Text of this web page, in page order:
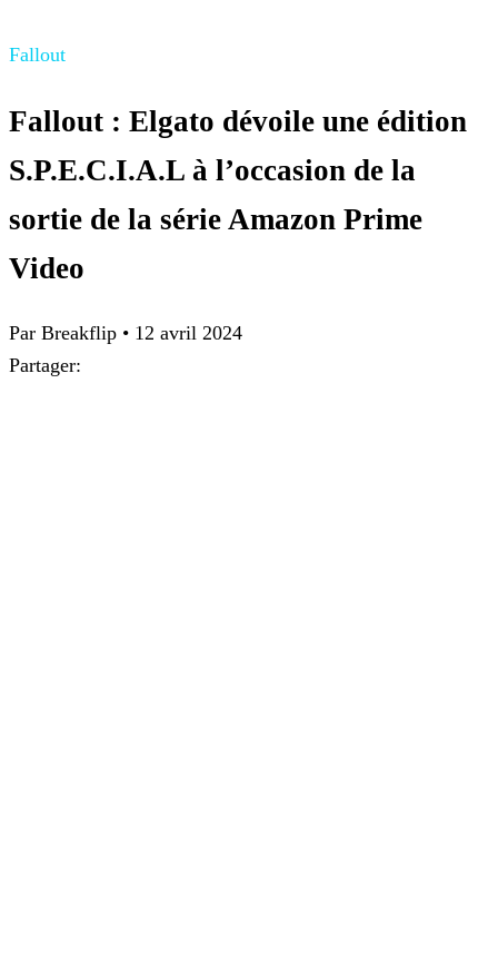
Fallout
Fallout : Elgato dévoile une édition
S.P.E.C.I.A.L à l’occasion de la
sortie de la série Amazon Prime
Video
Par Breakflip • 12 avril 2024
Partager: